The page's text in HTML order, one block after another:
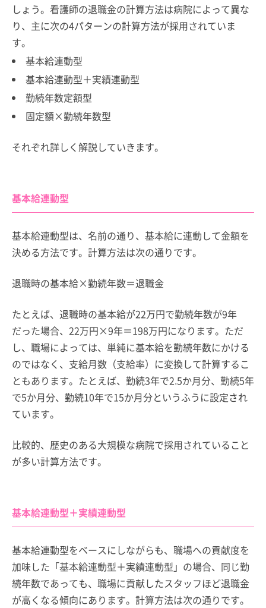
しょう。看護師の退職金の計算方法は病院によって異な
り、主に次の4パターンの計算方法が採用されていま
す。
基本給連動型
基本給連動型＋実績連動型
勤続年数定額型
固定額×勤続年数型
それぞれ詳しく解説していきます。
基本給連動型
基本給連動型は、名前の通り、基本給に連動して金額を
決める方法です。計算方法は次の通りです。
退職時の基本給×勤続年数＝退職金
たとえば、退職時の基本給が22万円で勤続年数が9年
だった場合、22万円×9年＝198万円になります。ただ
し、職場によっては、単純に基本給を勤続年数にかける
のではなく、支給月数（支給率）に変換して計算するこ
ともあります。たとえば、勤続3年で2.5か月分、勤続5年
で5か月分、勤続10年で15か月分というふうに設定され
ています。
比較的、歴史のある大規模な病院で採用されていること
が多い計算方法です。
基本給連動型＋実績連動型
基本給連動型をベースにしながらも、職場への貢献度を
加味した「基本給連動型＋実績連動型」の場合、同じ勤
続年数であっても、職場に貢献したスタッフほど退職金
が高くなる傾向にあります。計算方法は次の通りです。